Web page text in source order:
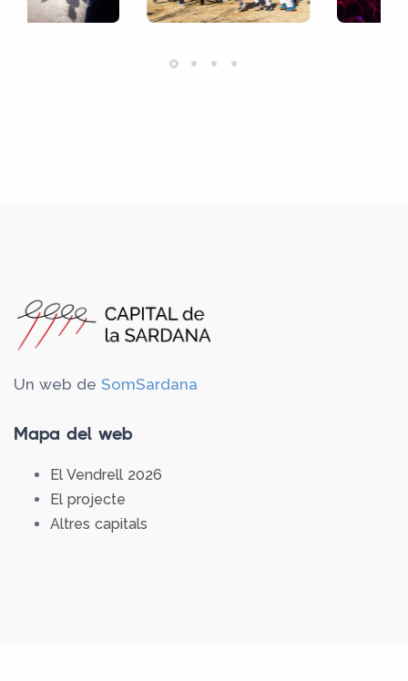
Un web de SomSardana
Mapa del web
El Vendrell 2026
El projecte
Altres capitals